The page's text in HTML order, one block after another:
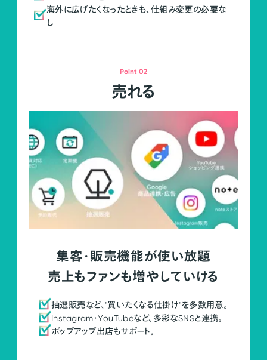
海外に広げたくなったときも、仕組み変更の必要な
し
Point 02
売れる
集客・販売機能が使い放題
売上もファンも増やしていける
抽選販売など、"買いたくなる仕掛け"を多数用意。
Instagram・YouTubeなど、多彩なSNSと連携。
ポップアップ出店もサポート。